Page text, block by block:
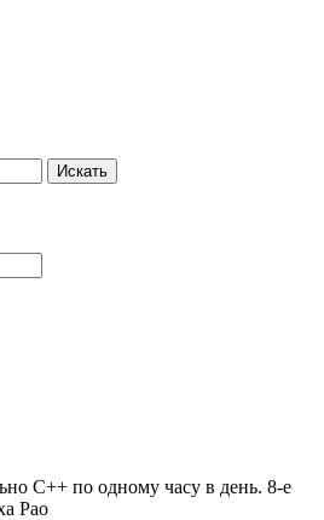
Искать
C++ по одному часу в день. 8-е
Рао